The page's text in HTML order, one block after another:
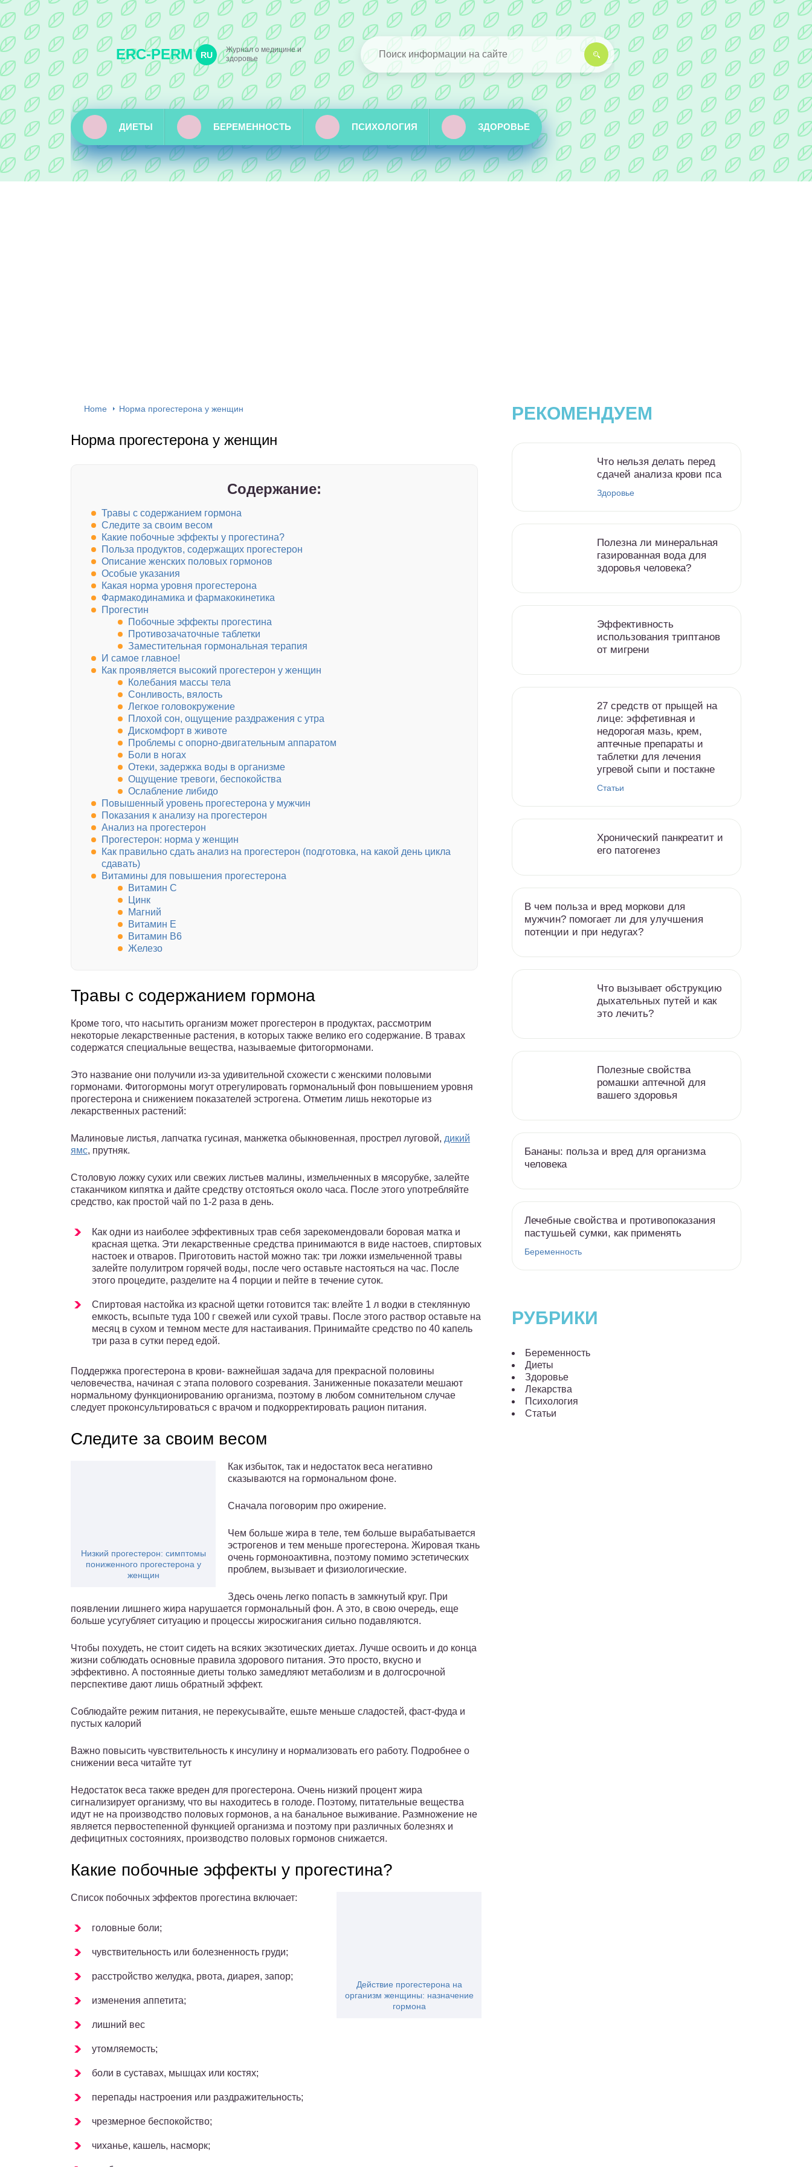
ERC-PERM RU
Журнал о медицине и
здоровье
ДИЕТЫ БЕРЕМЕННОСТЬ ПСИХОЛОГИЯ ЗДОРОВЬЕ
Home Норма прогестерона у женщин
Норма прогестерона у женщин
Содержание:
Травы с содержанием гормона
Следите за своим весом
Какие побочные эффекты у прогестина?
Польза продуктов, содержащих прогестерон
Описание женских половых гормонов
Особые указания
Какая норма уровня прогестерона
Фармакодинамика и фармакокинетика
Прогестин
Побочные эффекты прогестина
Противозачаточные таблетки
Заместительная гормональная терапия
И самое главное!
Как проявляется высокий прогестерон у женщин
Колебания массы тела
Сонливость, вялость
Легкое головокружение
Плохой сон, ощущение раздражения с утра
Дискомфорт в животе
Проблемы с опорно-двигательным аппаратом
Боли в ногах
Отеки, задержка воды в организме
Ощущение тревоги, беспокойства
Ослабление либидо
Повышенный уровень прогестерона у мужчин
Показания к анализу на прогестерон
Анализ на прогестерон
Прогестерон: норма у женщин
Как правильно сдать анализ на прогестерон (подготовка, на какой день цикла
сдавать)
Витамины для повышения прогестерона
Витамин С
Цинк
Магний
Витамин Е
Витамин В6
Железо
Травы с содержанием гормона
Кроме того, что насытить организм может прогестерон в продуктах, рассмотрим
некоторые лекарственные растения, в которых также велико его содержание. В травах
содержатся специальные вещества, называемые фитогормонами.
Это название они получили из-за удивительной схожести с женскими половыми
гормонами. Фитогормоны могут отрегулировать гормональный фон повышением уровня
прогестерона и снижением показателей эстрогена. Отметим лишь некоторые из
лекарственных растений:
Малиновые листья, лапчатка гусиная, манжетка обыкновенная, прострел луговой, дикий
ямс, прутняк.
Столовую ложку сухих или свежих листьев малины, измельченных в мясорубке, залейте
стаканчиком кипятка и дайте средству отстояться около часа. После этого употребляйте
средство, как простой чай по 1-2 раза в день.
Как одни из наиболее эффективных трав себя зарекомендовали боровая матка и
красная щетка. Эти лекарственные средства принимаются в виде настоев, спиртовых
настоек и отваров. Приготовить настой можно так: три ложки измельченной травы
залейте полулитром горячей воды, после чего оставьте настояться на час. После
этого процедите, разделите на 4 порции и пейте в течение суток.
Спиртовая настойка из красной щетки готовится так: влейте 1 л водки в стеклянную
емкость, всыпьте туда 100 г свежей или сухой травы. После этого раствор оставьте на
месяц в сухом и темном месте для настаивания. Принимайте средство по 40 капель
три раза в сутки перед едой.
Поддержка прогестерона в крови- важнейшая задача для прекрасной половины
человечества, начиная с этапа полового созревания. Заниженные показатели мешают
нормальному функционированию организма, поэтому в любом сомнительном случае
следует проконсультироваться с врачом и подкорректировать рацион питания.
Следите за своим весом
Низкий прогестерон: симптомы
пониженного прогестерона у
женщин
Как избыток, так и недостаток веса негативно
сказываются на гормональном фоне.
Сначала поговорим про ожирение.
Чем больше жира в теле, тем больше вырабатывается
эстрогенов и тем меньше прогестерона. Жировая ткань
очень гормоноактивна, поэтому помимо эстетических
проблем, вызывает и физиологические.
Здесь очень легко попасть в замкнутый круг. При
появлении лишнего жира нарушается гормональный фон. А это, в свою очередь, еще
больше усугубляет ситуацию и процессы жиросжигания сильно подавляются.
Чтобы похудеть, не стоит сидеть на всяких экзотических диетах. Лучше освоить и до конца
жизни соблюдать основные правила здорового питания. Это просто, вкусно и
эффективно. А постоянные диеты только замедляют метаболизм и в долгосрочной
перспективе дают лишь обратный эффект.
Соблюдайте режим питания, не перекусывайте, ешьте меньше сладостей, фаст-фуда и
пустых калорий
Важно повысить чувствительность к инсулину и нормализовать его работу. Подробнее о
снижении веса читайте тут
Недостаток веса также вреден для прогестерона. Очень низкий процент жира
сигнализирует организму, что вы находитесь в голоде. Поэтому, питательные вещества
идут не на производство половых гормонов, а на банальное выживание. Размножение не
является первостепенной функцией организма и поэтому при различных болезнях и
дефицитных состояниях, производство половых гормонов снижается.
Какие побочные эффекты у прогестина?
Действие прогестерона на
организм женщины: назначение
гормона
Список побочных эффектов прогестина включает:
головные боли;
чувствительность или болезненность груди;
расстройство желудка, рвота, диарея, запор;
изменения аппетита;
лишний вес
утомляемость;
боли в суставах, мышцах или костях;
перепады настроения или раздражительность;
чрезмерное беспокойство;
чиханье, кашель, насморк;
РЕКОМЕНДУЕМ
Что нельзя делать перед
сдачей анализа крови пса
Здоровье
Полезна ли минеральная
газированная вода для
здоровья человека?
Эффективность
использования триптанов
от мигрени
27 средств от прыщей на
лице: эффетивная и
недорогая мазь, крем,
аптечные препараты и
таблетки для лечения
угревой сыпи и постакне
Статьи
Хронический панкреатит и
его патогенез
В чем польза и вред моркови для
мужчин? помогает ли для улучшения
потенции и при недугах?
Что вызывает обструкцию
дыхательных путей и как
это лечить?
Полезные свойства
ромашки аптечной для
вашего здоровья
Бананы: польза и вред для организма
человека
Лечебные свойства и противопоказания
пастушьей сумки, как применять
Беременность
РУБРИКИ
Беременность
Диеты
Здоровье
Лекарства
Психология
Статьи